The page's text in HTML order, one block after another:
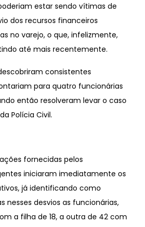
estar sendo vítimas de
dos recursos financeiros
no varejo, o que, infelizmente,
até mais recentemente.
consistentes
para quatro funcionárias
então resolveram levar o caso
Polícia Civil.
fornecidas pelos
iniciaram imediatamente os
já identificando como
nesses desvios as funcionárias,
a filha de 18, a outra de 42 com